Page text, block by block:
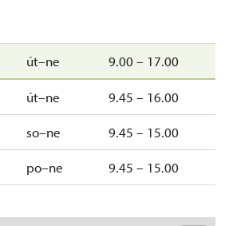
út–ne 9.00 – 17.00
út–ne 9.45 – 16.00
so–ne 9.45 – 15.00
po–ne 9.45 – 15.00